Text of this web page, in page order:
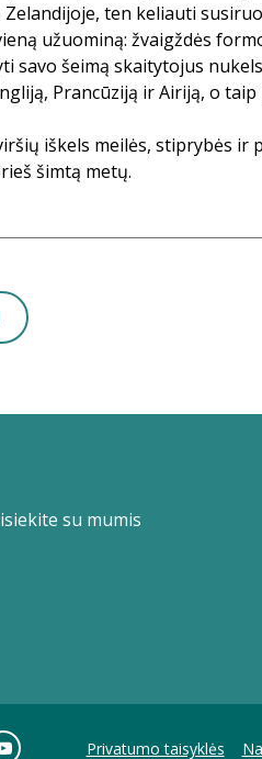
ten keliauti
užuominą: žvaigždės
savo šeimą skaitytojus
Prancūziją ir Airiją, o
iškels meilės, stiprybės ir
šimtą metų.
su mumis
Privatumo taisyklės